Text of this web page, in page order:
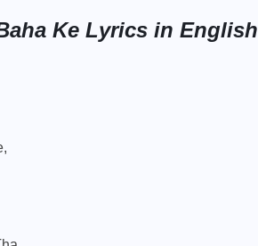
Ke Lyrics in English